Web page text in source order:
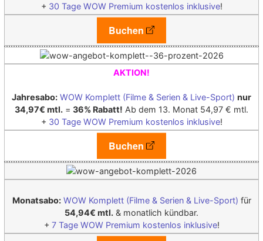
+ 30 Tage WOW Premium kostenlos inklusive!
Buchen
AKTION!
Jahresabo: WOW Komplett (Filme & Serien & Live-Sport) nur
34,97€ mtl. = 36% Rabatt! Ab dem 13. Monat 54,97 € mtl.
+ 30 Tage WOW Premium kostenlos inklusive!
Buchen
Monatsabo: WOW Komplett (Filme & Serien & Live-Sport) für
54,94€ mtl. & monatlich kündbar.
+ 7 Tage WOW Premium kostenlos inklusive!